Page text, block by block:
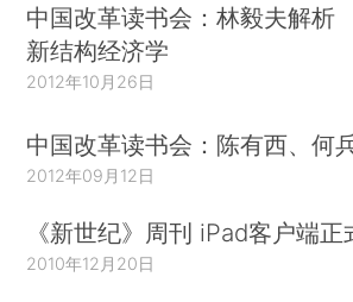
中国改革读书会：林毅夫解析
新结构经济学
2012年10月26日
中国改革读书会：陈有西、何
2012年09月12日
《新世纪》周刊 iPad客户端正
2010年12月20日